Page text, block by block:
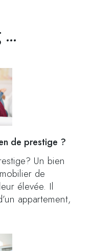
de prestige ?
Un bien
de
élevée. Il
appartement,